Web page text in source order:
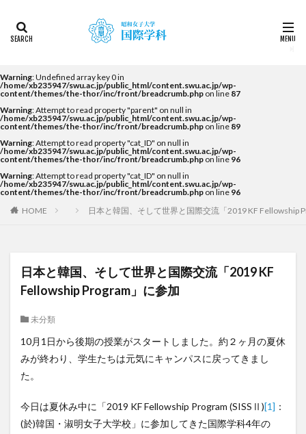
Warning: Undefined array key 0 in
/home/xb235947/swu.ac.jp/public_html/content.swu.ac.jp/wp-
content/themes/the-thor/inc/front/breadcrumb.php on line 87
Warning: Attempt to read property "parent" on null in
/home/xb235947/swu.ac.jp/public_html/content.swu.ac.jp/wp-
content/themes/the-thor/inc/front/breadcrumb.php on line 89
Warning: Attempt to read property "cat_ID" on null in
/home/xb235947/swu.ac.jp/public_html/content.swu.ac.jp/wp-
content/themes/the-thor/inc/front/breadcrumb.php on line 96
Warning: Attempt to read property "cat_ID" on null in
/home/xb235947/swu.ac.jp/public_html/content.swu.ac.jp/wp-
content/themes/the-thor/inc/front/breadcrumb.php on line 96
HOME
日本と韓国、そして世界と国際交流「2019 KF Fellowship
日本と韓国、そして世界と国際交流「2019 KF
Fellowship Program」に参加
未分類
10月1日から後期の授業がスタートしました。約２ヶ月の夏休
みが終わり、学生たちは元気にキャンパスに戻ってきまし
た。
今日は夏休み中に「2019 KF Fellowship Program (SISSⅡ)[1] ：
(於)韓国・淑明女子大学校」に参加してきた国際学科4年の
2022 2023 2024 2025 2026
KF
NEWS
STUDENTS OF THE YEAR
Temple University Japan Campus（TUJ）
The British School in Tokyo（BST）
UQ
アルカラ
アルカラ大学
アルカラ大学あるかリングア
インターンシップ
カーン・ノルマンディー大学Carré international留学
クイーンズランド
スケジュール
スピーチコンテスト
スペイン
スペイン・アルカラ大学Alcalingua留学
スペイントレド
スペイン留学
スペイン語
ソウル女子大学校
ソウル女子大学校留学
ダーラナ大学留学